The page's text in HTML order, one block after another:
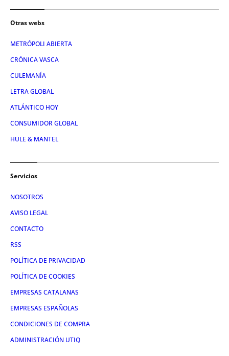
Otras webs
METRÓPOLI ABIERTA
CRÓNICA VASCA
CULEMANÍA
LETRA GLOBAL
ATLÁNTICO HOY
CONSUMIDOR GLOBAL
HULE & MANTEL
Servicios
NOSOTROS
AVISO LEGAL
CONTACTO
RSS
POLÍTICA DE PRIVACIDAD
POLÍTICA DE COOKIES
EMPRESAS CATALANAS
EMPRESAS ESPAÑOLAS
CONDICIONES DE COMPRA
ADMINISTRACIÓN UTIQ